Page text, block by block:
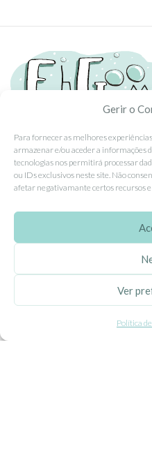
Gerir o
Para fornecer as melhores
armazenar e/ou aceder a informações
tecnologias nos permitirá processar
ou IDs exclusivos neste site. Não
afetar negativamante certos recursos
Ver
Política
Tel: (351) 234095278 Custo de
Email: info@ehgoom.com
Rua José Afonso, Nº 50, 3800-
Sobre Nós
Propriedade Intelectual
Colaboração com Bloggers